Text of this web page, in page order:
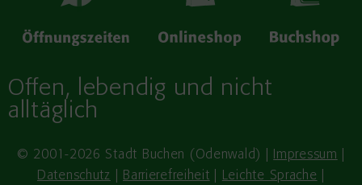
Offen, lebendig und nicht
alltäglich
© 2001-2026 Stadt Buchen (Odenwald) | Impressum
Datenschutz
Barrierefreiheit Leichte Sprache